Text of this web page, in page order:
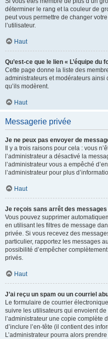
déterminer le rang et la couleur de
peut vous permettre de changer
l’utilisateur.
Haut
Qu’est-ce que le lien « L’équipe du
Cette page donne la liste des
administrateurs et modérateurs ainsi
qu’ils modèrent.
Haut
Messagerie privée
Je ne peux pas envoyer de
Il y a trois raisons pour cela : vous
l’administrateur a désactivé la
l’administrateur vous a empêché
l’administrateur pour plus
Haut
Je reçois sans arrêt des
Vous pouvez supprimer
en utilisant les filtres de message
privée. Si vous recevez des
particulier, rapportez les messages
possibilité d’empêcher
privés.
Haut
J’ai reçu un spam ou un courriel
Le formulaire de courrier
suivre les utilisateurs qui envoient
l’administrateur une copie complète
d’inclure l’en-tête (il contient des
L’administrateur pourra alors